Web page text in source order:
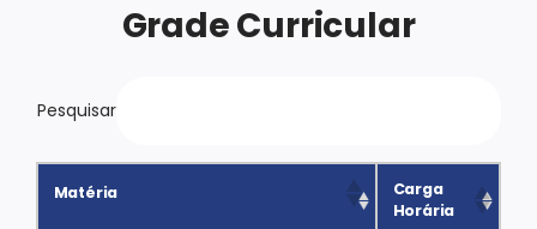
Grade Curricular
Pesquisar
Matéria
Carga
Horária